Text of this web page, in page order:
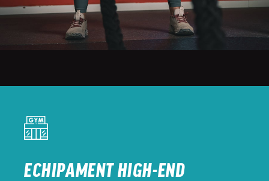
ECHIPAMENT HIGH-END
ECHIPAMENT HIGH-END